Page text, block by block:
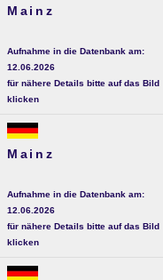
Mainz
Aufnahme in die Datenbank am:
12.06.2026
für nähere Details bitte auf das Bild
klicken
Mainz
Aufnahme in die Datenbank am:
12.06.2026
für nähere Details bitte auf das Bild
klicken